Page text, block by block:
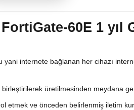
60E 1 yıl
yani internete bağlanan her cihazı
birleştirilerek üretilmesinden meydana
etmek ve önceden belirlenmiş iletim